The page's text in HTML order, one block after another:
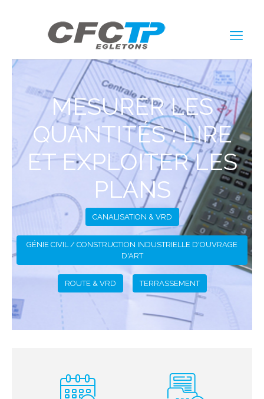
MESURER LES
QUANTITÉS : LIRE
ET EXPLOITER LES
PLANS
CANALISATION & VRD
GÉNIE CIVIL / CONSTRUCTION INDUSTRIELLE D'OUVRAGE
D'ART
ROUTE & VRD TERRASSEMENT